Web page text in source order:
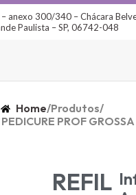
anexo 300/340 – Chácara
Paulista – SP, 06742-048
Home/Produtos/
PROF
REFIL